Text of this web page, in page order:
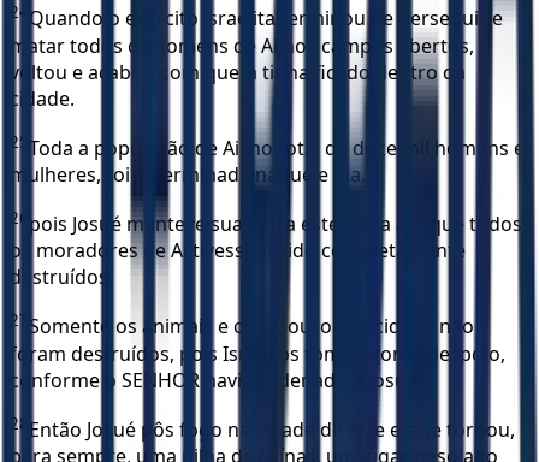
24 Quando o exército israelita terminou de perseguir e
matar todos os homens de Ai nos campos abertos,
voltou e acabou com quem tinha ficado dentro da
cidade.
25 Toda a população de Ai, no total de doze mil homens e
mulheres, foi exterminada naquele dia,
26 pois Josué manteve sua lança estendida até que todos
os moradores de Ai tivessem sido completamente
destruídos.
27 Somente os animais e os tesouros da cidade não
foram destruídos, pois Israel os tomou como despojo,
conforme o SENHOR havia ordenado a Josué.
28 Então Josué pôs fogo na cidade de Ai, e ela se tornou,
para sempre, uma pilha de ruínas, um lugar desolado